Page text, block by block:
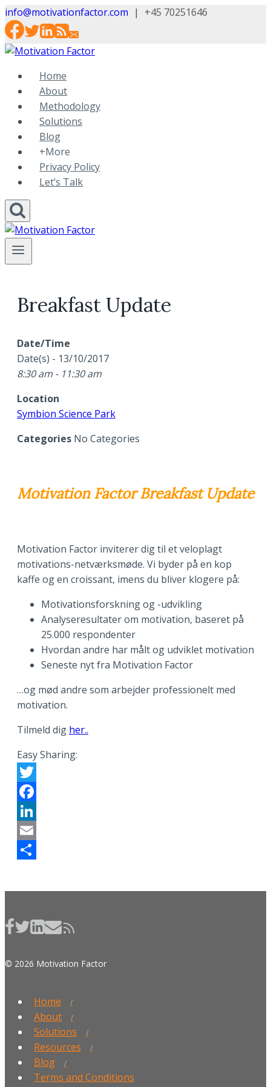
Skip
to
content
info@motivationfactor.com | +45 70251646
Home
About
Methodology
Solutions
Blog
+More
Privacy Policy
Let’s Talk
Breakfast Update
Date/Time
Date(s) - 13/10/2017
8:30 am - 11:30 am
Location
Symbion Science Park
Categories No Categories
Motivation Factor Breakfast Update
Motivation Factor inviterer dig til et veloplagt
motivations-netværksmøde. Vi byder på en kop
kaffe og en croissant, imens du bliver klogere på:
Motivationsforskning og -udvikling
Analyseresultater om motivation, baseret på
25.000 respondenter
Hvordan andre har målt og udviklet motivation
Seneste nyt fra Motivation Factor
…og mød andre som arbejder professionelt med
motivation.
Tilmeld dig her..
Easy Sharing:
Twitter
Facebook
LinkedIn
Email
© 2026 Motivation Factor
Home
About
Solutions
Resources
Blog
Terms and Conditions